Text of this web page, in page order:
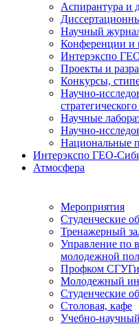
Аспирантура и
Научный
Конференции и
Интерэкспо
Проекты и
Конкурсы,
Научно-
Научные
Научно-
Национальные
Интерэкспо ГЕО-
Атмосфера
Мероприятия
Студенческие
Тренажерный
Управление по
молодежной
Профком
Молодежный
Студенческие
Столовая, кафе
Учебно-